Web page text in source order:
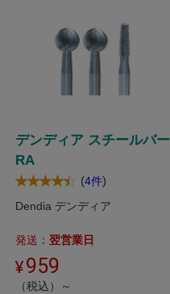
デンディア スチールバー
RA
(4件)
Dendia デンディア
発送： 翌営業日
959
（税込）～